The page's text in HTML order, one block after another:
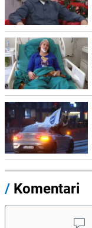
/ Komentari